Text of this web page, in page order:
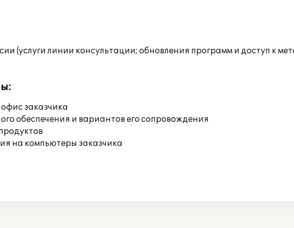
(услуги линии консультации; обновления программ и доступ к
заказчика
обеспечения и вариантов его сопровождения
на компьютеры заказчика